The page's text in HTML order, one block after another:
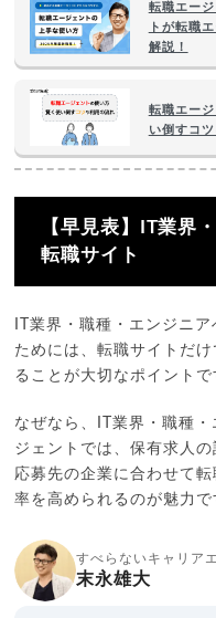
転職エー
トが転職
解説！
転職エー
い倒すコツ
【早見表】IT業界
転職サイト
IT業界・職種・エンジニ
ためには、転職サイトだ
ることが大切なポイントで
なぜなら、IT業界・職種
ジェントでは、保有求人
応募先の企業に合わせて
率を高められるのが魅力で
すべらないキャリア
末永雄大